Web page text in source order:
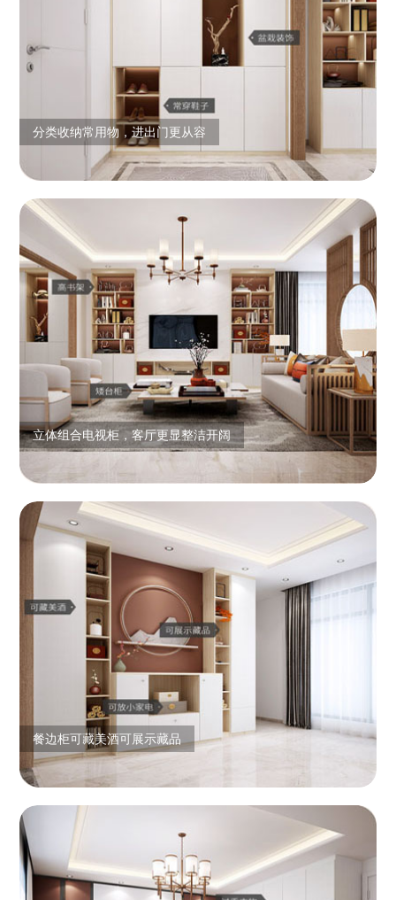
分类收纳常用物，进出门更从容
立体组合电视柜，客厅更显整洁开阔
餐边柜可藏美酒可展示藏品